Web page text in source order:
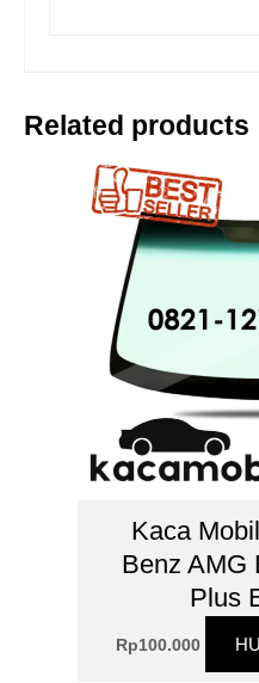
Related products
Kaca
Benz AMG
Plus
Rp100.000